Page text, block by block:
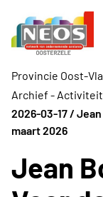
Provincie Oost-
Archief -
2026-03-17 /
maart 2026
Jean